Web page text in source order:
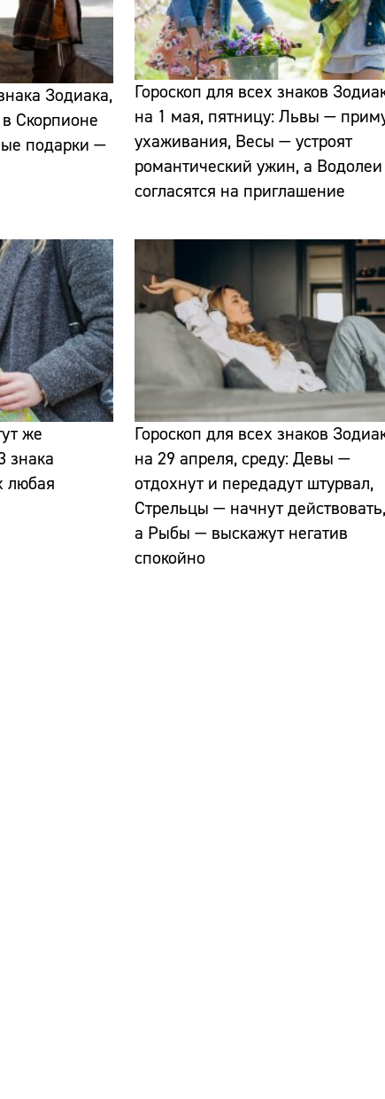
Зодиака,
Скорпионе
подарки —
Гороскоп для всех знаков
на 1 мая, пятницу: Львы —
ухаживания, Весы — устроят
романтический ужин, а
согласятся на приглашение
же
знака
любая
Гороскоп для всех знаков
на 29 апреля, среду: Девы —
отдохнут и передадут штурвал,
Стрельцы — начнут действовать,
а Рыбы — выскажут негатив
спокойно
Сайт:
Адрес:
Телефон: